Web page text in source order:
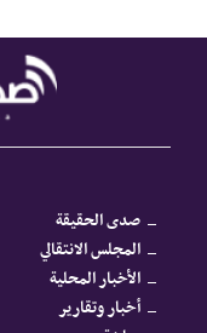
صدى الحقيقة
المجلس الانتقالي
الأخبار المحلية
أخبار وتقارير